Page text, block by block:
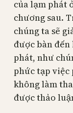
của lạm phát
chương sau.
chúng ta sẽ
được bàn
phát, như
phức tạp việc
không làm
được thảo